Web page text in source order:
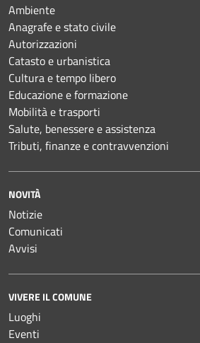
Ambiente
Anagrafe e stato civile
Autorizzazioni
Catasto e urbanistica
Cultura e tempo libero
Educazione e formazione
Mobilità e trasporti
Salute, benessere e assistenza
Tributi, finanze e contravvenzioni
NOVITÀ
Notizie
Comunicati
Avvisi
VIVERE IL COMUNE
Luoghi
Eventi